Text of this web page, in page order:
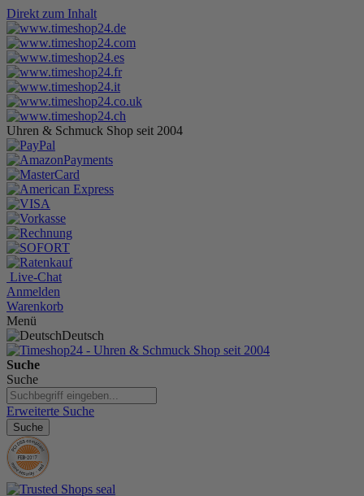
Direkt zum Inhalt
Uhren & Schmuck Shop seit 2004
Live-Chat
Anmelden
Warenkorb
Menü
Deutsch
Suche
Suche
Erweiterte Suche
Suche